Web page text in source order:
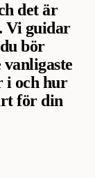
det är
Vi guidar
bör
i och hur
för din